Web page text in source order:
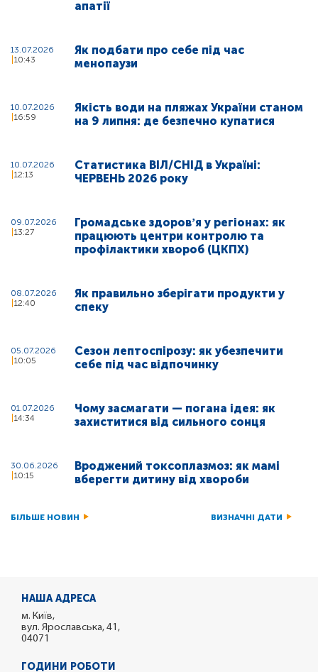
апатії
13.07.2026
10:43
Як подбати про себе під час
менопаузи
10.07.2026
16:59
Якість води на пляжах України станом
на 9 липня: де безпечно купатися
10.07.2026
12:13
Статистика ВІЛ/СНІД в Україні:
ЧЕРВЕНЬ 2026 року
09.07.2026
13:27
Громадське здоровʼя у регіонах: як
працюють центри контролю та
профілактики хвороб (ЦКПХ)
08.07.2026
12:40
Як правильно зберігати продукти у
спеку
05.07.2026
10:05
Сезон лептоспірозу: як убезпечити
себе під час відпочинку
01.07.2026
14:34
Чому засмагати — погана ідея: як
захиститися від сильного сонця
30.06.2026
10:15
Вроджений токсоплазмоз: як мамі
вберегти дитину від хвороби
БІЛЬШЕ НОВИН ВИЗНАЧНІ ДАТИ
НАША АДРЕСА
м. Київ,
вул. Ярославська, 41,
04071
ГОДИНИ РОБОТИ